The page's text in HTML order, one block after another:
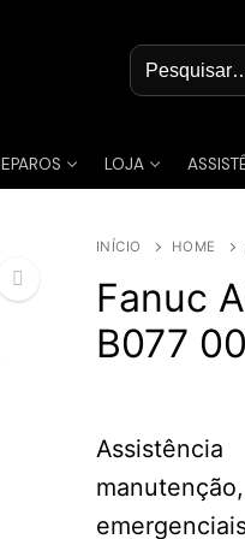
Pesquisar
por:
LOJA
INÍCIO HOME
Fanuc
B077